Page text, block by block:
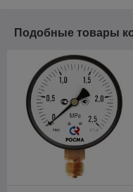
Подобные товары